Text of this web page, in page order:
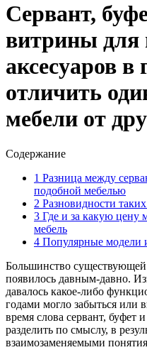
Сервант,
витрины для
аксесуаров
отличить
мебели от
Содержание
1 Разница между
подобной мебелью
2 Разновидности
3 Где и за какую цену
мебель
4 Популярные модели
Большинство существующей
появилось давным-давно.
давалось какое-либо
годами могло забыться или
время слова сервант, буфет
разделить по смыслу, в
взаимозаменяемыми